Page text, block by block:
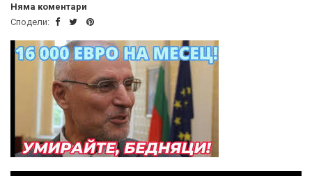
Няма коментари
Сподели: